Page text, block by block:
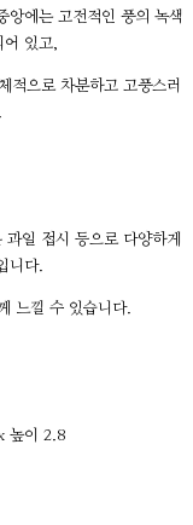
앙에는 고전적인 풍의 녹색
있고,
적으로 차분하고 고풍스러
일 접시 등으로 다양하게
니다.
느낄 수 있습니다.
높이 2.8